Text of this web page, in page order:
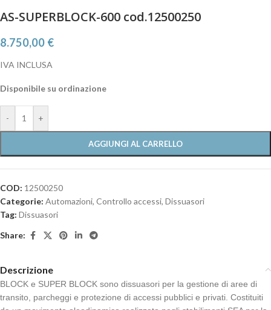
AS-SUPERBLOCK-600 cod.12500250
8.750,00 €
IVA INCLUSA
Disponibile su ordinazione
- +
AGGIUNGI AL CARRELLO
COD: 12500250
Categorie: Automazioni, Controllo accessi, Dissuasori
Tag: Dissuasori
Share:
Descrizione
BLOCK e SUPER BLOCK sono dissuasori per la gestione di aree di
transito, parcheggi e protezione di accessi pubblici e privati. Costituiti